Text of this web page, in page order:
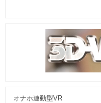
オナホ連動型VR